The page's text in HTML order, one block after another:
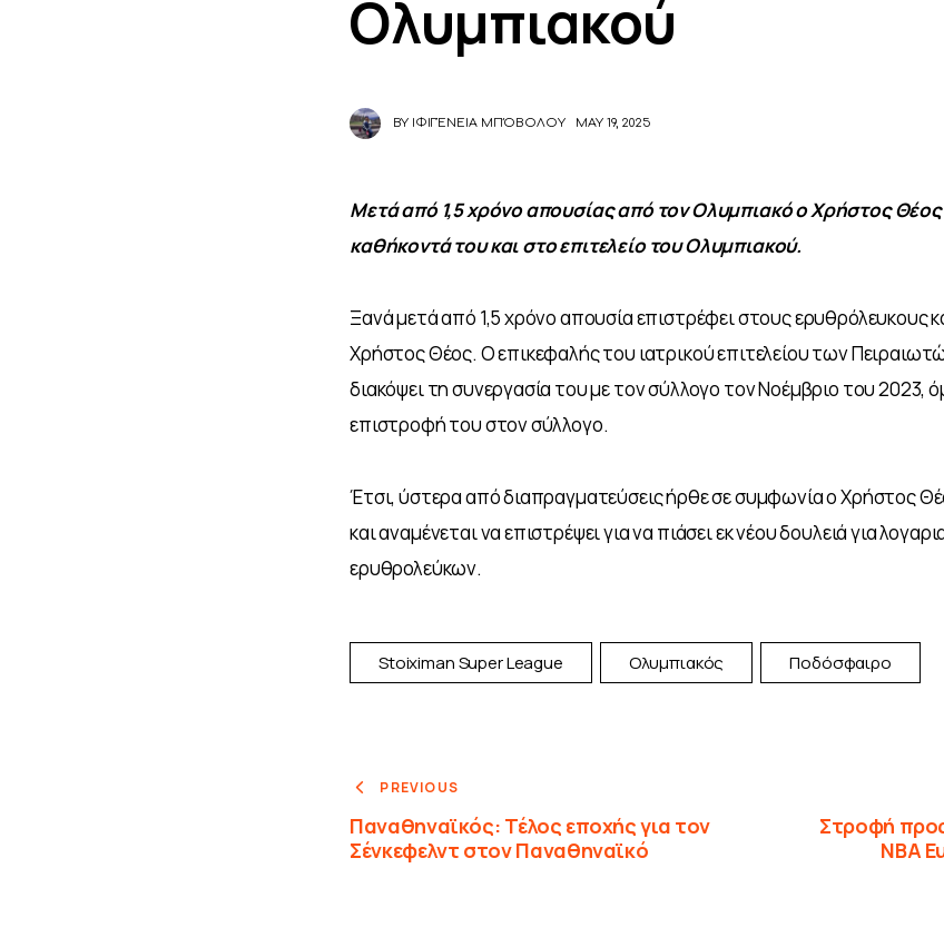
Ολυμπιακού
BY ΙΦΙΓΈΝΕΙΑ ΜΠΌΒΟΛΟΥ MAY 19, 2025
Μετά από 1,5 χρόνο απουσίας από τον Ολυμπιακό ο Χρήστος Θέος
καθήκοντά του και στο επιτελείο του Ολυμπιακού.
Ξανά μετά από 1,5 χρόνο απουσία επιστρέφει στους ερυθρόλευκους
Χρήστος Θέος. Ο επικεφαλής του ιατρικού επιτελείου των
διακόψει τη συνεργασία του με τον σύλλογο τον Νοέμβριο του 2023,
επιστροφή του στον σύλλογο.
Έτσι, ύστερα από διαπραγματεύσεις ήρθε σε συμφωνία ο Χρήστος
και αναμένεται να επιστρέψει για να πιάσει εκ νέου δουλειά για
ερυθρολεύκων.
Stoiximan Super League Ολυμπιακός Ποδόσφαιρο
PREVIOUS
Παναθηναϊκός: Τέλος εποχής για τον
Σένκεφελντ στον Παναθηναϊκό
Στροφή
NBA